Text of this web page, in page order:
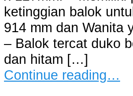
ketinggian balok
914 mm dan Wanita
– Balok tercat duko
dan hitam […]
Continue reading…